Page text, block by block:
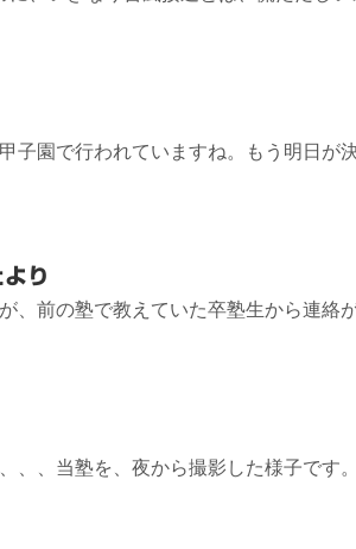
子園で行われていますね。もう明日が
り
、前の塾で教えていた卒塾生から連絡
、、当塾を、夜から撮影した様子です